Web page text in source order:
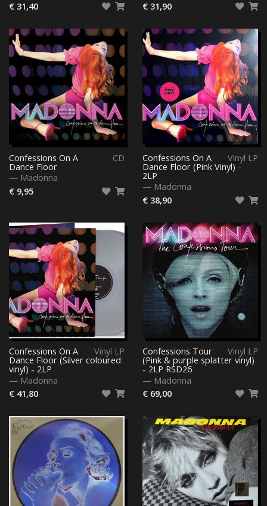
€ 31,40
€ 31,90
CD
Confessions On A
Dance Floor
— Madonna
€ 9,95
Vinyl LP
Confessions On A
Dance Floor (Pink Vinyl) -
2LP
— Madonna
€ 38,90
Vinyl LP
Confessions On A
Dance Floor (Silver coloured
vinyl) - 2LP
— Madonna
€ 41,80
Vinyl LP
Confessions Tour
(Pink & purple splatter vinyl)
- 2LP RSD26
— Madonna
€ 69,00